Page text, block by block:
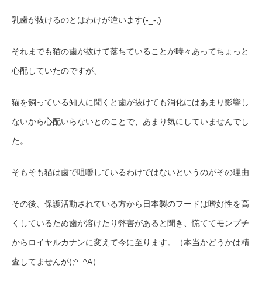
乳歯が抜けるのとはわけが違います(-_-;)
それまでも猫の歯が抜けて落ちていることが時々あってちょっと
心配していたのですが、
猫を飼っている知人に聞くと歯が抜けても消化にはあまり影響し
ないから心配いらないとのことで、あまり気にしていませんでし
た。
そもそも猫は歯で咀嚼しているわけではないというのがその理由
その後、保護活動されている方から日本製のフードは嗜好性を高
くしているため歯が溶けたり弊害があると聞き、慌ててモンプチ
からロイヤルカナンに変えて今に至ります。（本当かどうかは精
査してませんが(;^_^A）